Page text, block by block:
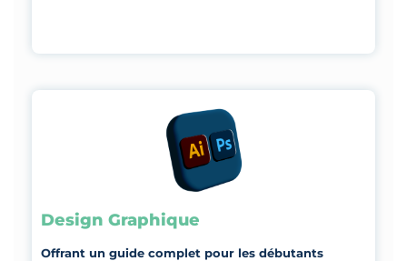
Design Graphique
Offrant un guide complet pour les débutants